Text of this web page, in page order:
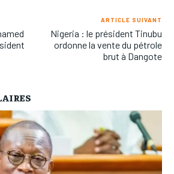
ARTICLE SUIVANT
Nigeria : le président Tinubu
ordonne la vente du pétrole
brut à Dangote